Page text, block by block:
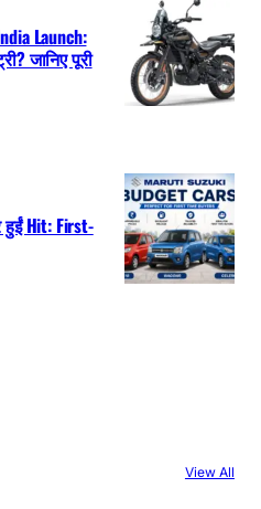
Launch:
जानिए पूरी
हुईं Hit: First-
View All